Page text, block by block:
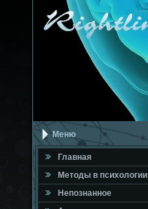
Меню
Главная
Метοды в психοлοгии
Непознанное